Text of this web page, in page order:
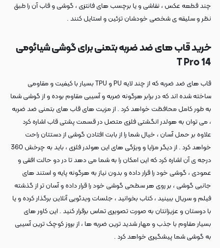
چند قطعه عکس ، نقاشی و یا برچسب های فانتزی ، گوشی و قاب آن را طبق
نظر و سلیقه ی شخصی خودشان تزئین و استایل کنند .
خرید قاب های ضد ضربه بتمنی برای گوشی شیائومی
14 T Pro
قاب های ضد ضربه که از چند لایه PU و TPU بسیار با کیفیت و مقاومی
ساخته شده اند که در برابر هرگونه ضربه و آسیبی مقاوم بوده و از گوشی شما
به طور کامل محافظت خواهد کرد . از مزیت های قاب های بتمنی ضد ضربه
، می توان به هولدر انگشتی فلزی متصل در قسمت پشتی قاب اشاره کرد
علاوه بر حمل آسان ، خیال شما را از بابت افتادن گوشی از دستتان راحت
خواهد کرد . از دیگر مزایا و ویژگی های این هولدر فلزی ، باید به چرخش 360
درجه ی آن اشاره کرد که این امکان را به شما می دهد تا در دو حالت افقی و
عمودی ، گوشی خود را قرار داده و بدون نیاز به هرگونه پایه و استند های
جانبی گوشی ، بر روی هر سطحی گوشی خود را قرار داده و آسان تر از گذشته
فیلم و سریال ببینید ، کتاب بخوانید ، جلسات ویدئویی آنلاین برگذار کرده و یا
با دوستان و عزیزانتان به صورت تصویری تماس برقرار کنید . این کاور های
بسیار مقاوم با جذب و مهار شدید ترین ضربه ها ، از بروز کوچک ترین آسیبی
به گوشی شما پیشگیری خواهد کرد .